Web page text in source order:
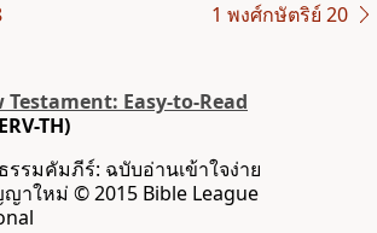
1 พงศ์กษัตริย์ 20
Testament: Easy-to-Read
TH)
รมคัมภีร์: ฉบับอ่านเข้าใจง่าย
าใหม่ © 2015 Bible League